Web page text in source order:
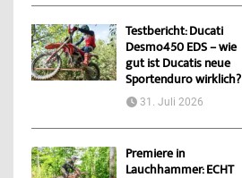
Testbericht: Ducati
Desmo450 EDS – wie
gut ist Ducatis neue
Sportenduro wirklich?
31. Juli 2026
Premiere in
Lauchhammer: ECHT